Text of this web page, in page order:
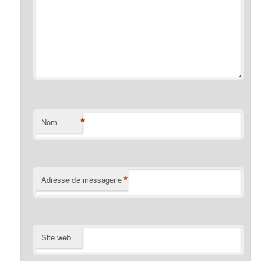
Nom *
Adresse de messagerie*
Site web